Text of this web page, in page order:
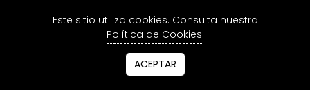
Este sitio utiliza cookies. Consulta nuestra
Política de Cookies.
ACEPTAR